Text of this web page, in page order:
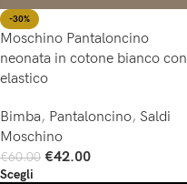
-30%
Moschino Pantaloncino
neonata in cotone bianco con
elastico
Bimba, Pantaloncino, Saldi
Moschino
€60.00 €42.00
Scegli